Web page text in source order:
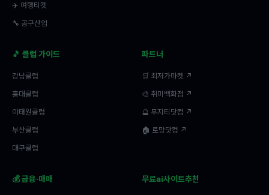
✈️ 여행티켓
🔧 공구산업
🎵 클럽 가이드
강남클럽
홍대클럽
이태원클럽
부산클럽
대구클럽
파트너
🛒 최저가마켓 ↗
🎨 취미백화점 ↗
🔮 무지티닷컴 ↗
🏠 로망닷컴 ↗
💰 금융·매매 무료ai사이트추천